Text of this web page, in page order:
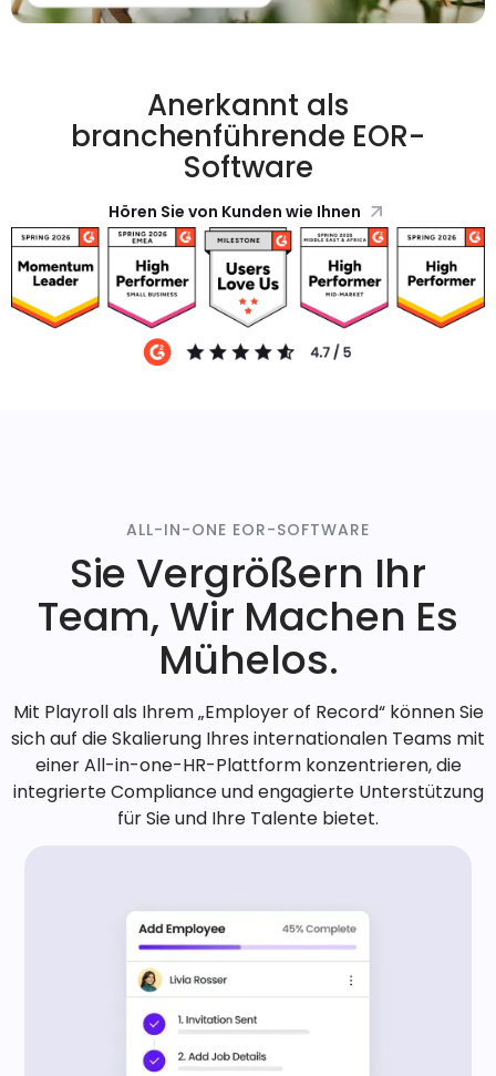
Anerkannt als
branchenführende EOR-
Software
Hören Sie von Kunden wie Ihnen
ALL-IN-ONE EOR-SOFTWARE
Sie Vergrößern Ihr
Team, Wir Machen Es
Mühelos.
Mit Playroll als Ihrem „Employer of Record“ können Sie
sich auf die Skalierung Ihres internationalen Teams mit
einer All-in-one-HR-Plattform konzentrieren, die
integrierte Compliance und engagierte Unterstützung
für Sie und Ihre Talente bietet.